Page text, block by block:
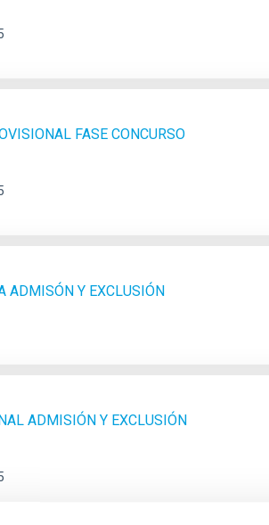
FASE CONCURSO
ADMISÓN Y EXCLUSIÓN
ADMISIÓN Y EXCLUSIÓN